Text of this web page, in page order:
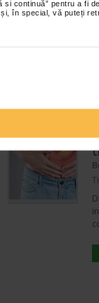
si continuă” pentru a fi
în special, vă puteți